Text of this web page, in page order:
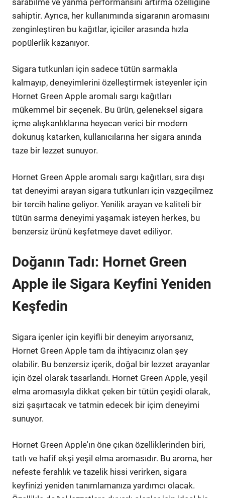
sahiptir. Ayrıca, her kullanımında sigaranın aromasını
zenginleştiren bu kağıtlar, içiciler arasında hızla
popülerlik kazanıyor.
Sigara tutkunları için sadece tütün sarmakla
kalmayıp, deneyimlerini özelleştirmek isteyenler için
Hornet Green Apple aromalı sargı kağıtları
mükemmel bir seçenek. Bu ürün, geleneksel sigara
içme alışkanlıklarına heyecan verici bir modern
dokunuş katarken, kullanıcılarına her sigara anında
taze bir lezzet sunuyor.
Hornet Green Apple aromalı sargı kağıtları, sıra dışı
tat deneyimi arayan sigara tutkunları için vazgeçilmez
bir tercih haline geliyor. Yenilik arayan ve kaliteli bir
tütün sarma deneyimi yaşamak isteyen herkes, bu
benzersiz ürünü keşfetmeye davet ediliyor.
Doğanın Tadı: Hornet Green
Apple ile Sigara Keyfini Yeniden
Keşfedin
Sigara içenler için keyifli bir deneyim arıyorsanız,
Hornet Green Apple tam da ihtiyacınız olan şey
olabilir. Bu benzersiz içerik, doğal bir lezzet arayanlar
için özel olarak tasarlandı. Hornet Green Apple, yeşil
elma aromasıyla dikkat çeken bir tütün çeşidi olarak,
sizi şaşırtacak ve tatmin edecek bir içim deneyimi
sunuyor.
Hornet Green Apple'ın öne çıkan özelliklerinden biri,
tatlı ve hafif ekşi yeşil elma aromasıdır. Bu aroma, her
nefeste ferahlık ve tazelik hissi verirken, sigara
keyfinizi yeniden tanımlamanıza yardımcı olacak.